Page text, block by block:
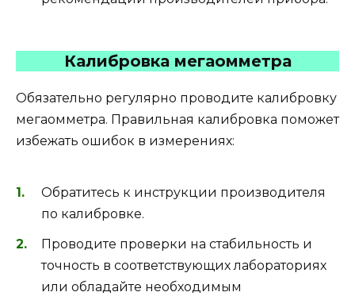
Калибровка мегаомметра
Обязательно регулярно проводите калибровку
мегаомметра. Правильная калибровка поможет
избежать ошибок в измерениях:
Обратитесь к инструкции производителя
по калибровке.
Проводите проверки на стабильность и
точность в соответствующих лабораториях
или обладайте необходимым